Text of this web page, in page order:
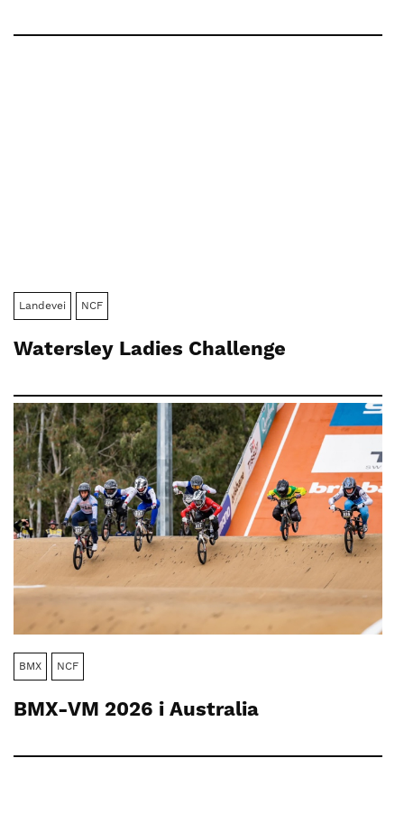
Landevei NCF
Watersley Ladies Challenge
BMX NCF
BMX-VM 2026 i Australia